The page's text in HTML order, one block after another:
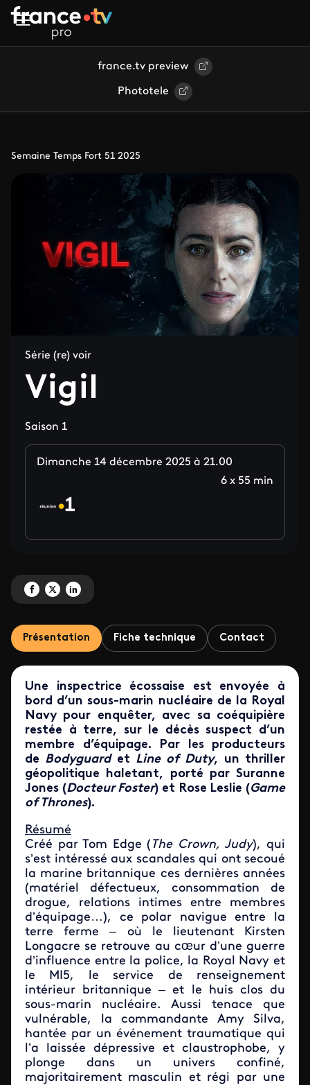
Aller au contenu principal
france.tv preview
Phototele
Semaine Temps Fort 51 2025
Série (re) voir
Vigil
Saison 1
Dimanche 14 décembre 2025 à 21.00
6 x 55 min
Partagez 'Vigil' sur Facebook
Partagez 'Vigil' sur X
Partagez 'Vigil' sur LinkedIn
Présentation Fiche technique Contact
Une inspectrice écossaise est envoyée à
bord d’un sous-marin nucléaire de la Royal
Navy pour enquêter, avec sa coéquipière
restée à terre, sur le décès suspect d’un
membre d’équipage. Par les producteurs
de Bodyguardet Line of Duty, un thriller
géopolitique haletant, porté par Suranne
Jones (Docteur Foster) et Rose Leslie (Game
of Thrones).
Résumé
Créé par Tom Edge ( The Crown, Judy), qui
s’est intéressé aux scandales qui ont secoué
la marine britannique ces dernières années
(matériel défectueux, consommation de
drogue, relations intimes entre membres
d’équipage…), ce polar navigue entre la
terre ferme – où le lieutenant Kirsten
Longacre se retrouve au cœur d’une guerre
d’influence entre la police, la Royal Navy et
le MI5, le service de renseignement
intérieur britannique – et le huis clos du
sous-marin nucléaire. Aussi tenace que
vulnérable, la commandante Amy Silva,
hantée par un événement traumatique qui
l’a laissée dépressive et claustrophobe, y
plonge dans un univers confiné,
majoritairement masculin et régi par une